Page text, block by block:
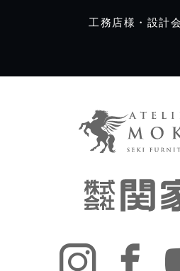
工務店様・設計